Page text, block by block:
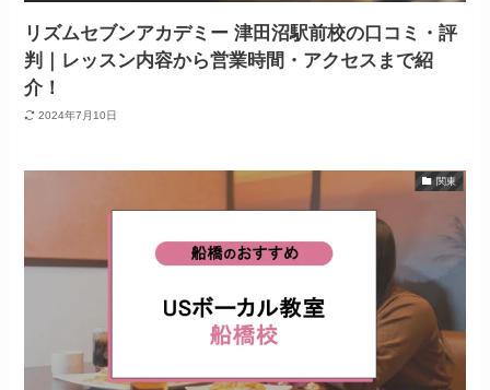
リズムセブンアカデミー 津田沼駅前校の口コミ・評
判｜レッスン内容から営業時間・アクセスまで紹
介！
2024年7月10日
関東